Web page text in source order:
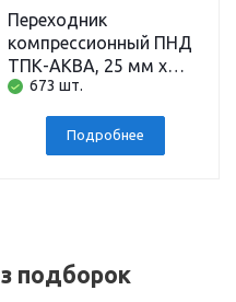
Переходник
компрессионный ПНД
ТПК-АКВА, 25 мм x
наружная резьба 1
дюйм
673 шт.
Подробнее
подборок